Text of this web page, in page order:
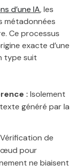
d’une IA, les
métadonnées
Ce processus
exacte d’une
type suit
: Isolement
généré par la
Vérification de
pour
ne biaisent